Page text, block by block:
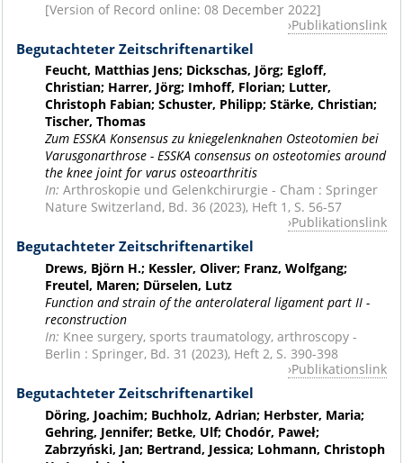
[Version of Record online: 08 December 2022]
Publikationslink
Begutachteter Zeitschriftenartikel
Feucht, Matthias Jens; Dickschas, Jörg; Egloff,
Christian; Harrer, Jörg; Imhoff, Florian; Lutter,
Christoph Fabian; Schuster, Philipp; Stärke, Christian;
Tischer, Thomas
Zum ESSKA Konsensus zu kniegelenknahen Osteotomien bei
Varusgonarthrose - ESSKA consensus on osteotomies around
the knee joint for varus osteoarthritis
In: Arthroskopie und Gelenkchirurgie - Cham : Springer
Nature Switzerland, Bd. 36 (2023), Heft 1, S. 56-57
Publikationslink
Begutachteter Zeitschriftenartikel
Drews, Björn H.; Kessler, Oliver; Franz, Wolfgang;
Freutel, Maren; Dürselen, Lutz
Function and strain of the anterolateral ligament part II -
reconstruction
In: Knee surgery, sports traumatology, arthroscopy -
Berlin : Springer, Bd. 31 (2023), Heft 2, S. 390-398
Publikationslink
Begutachteter Zeitschriftenartikel
Döring, Joachim; Buchholz, Adrian; Herbster, Maria;
Gehring, Jennifer; Betke, Ulf; Chodór, Paweł;
Zabrzyński, Jan; Bertrand, Jessica; Lohmann, Christoph